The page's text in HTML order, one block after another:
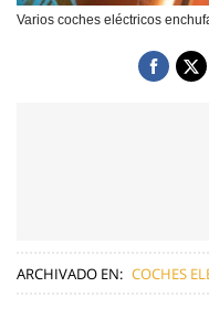
Varios coches eléctricos
ARCHIVADO EN: COCHES